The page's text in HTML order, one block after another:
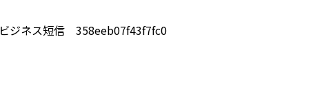
ビジネス短信 358eeb07f43f7fc0